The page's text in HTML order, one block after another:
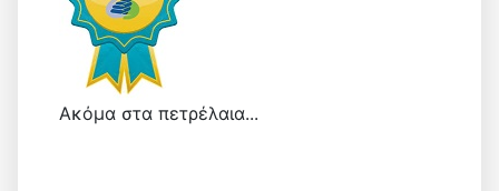
Ακόμα στα πετρέλαια...